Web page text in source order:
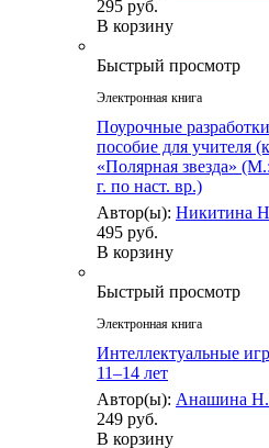
295 руб.
В корзину
Быстрый просмотр
Электронная книга
Поурочные
пособие для
«Полярная звезда»
г. по наст. вр.)
Автор(ы): Никитина
495 руб.
В корзину
Быстрый просмотр
Электронная книга
Интеллектуальные
11–14 лет
Автор(ы): Анашина
249 руб.
В корзину